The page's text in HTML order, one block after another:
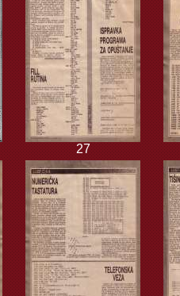
27